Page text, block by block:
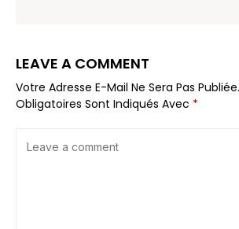
LEAVE A COMMENT
Votre Adresse E-Mail Ne Sera Pas Publiée.
Obligatoires Sont Indiqués Avec *